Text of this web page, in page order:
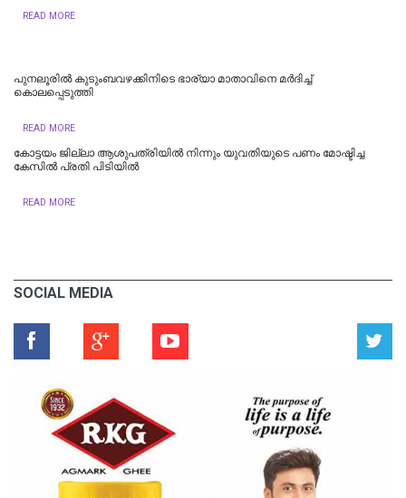
READ MORE
പുനലൂരിൽ കുടുംബവഴക്കിനിടെ ഭാര്യാ മാതാവിനെ മർദിച്ച്
കൊലപ്പെടുത്തി
READ MORE
കോട്ടയം ജില്ലാ ആശുപത്രിയിൽ നിന്നും യുവതിയുടെ പണം മോഷ്ടിച്ച
കേസിൽ പ്രതി പിടിയിൽ
READ MORE
SOCIAL MEDIA